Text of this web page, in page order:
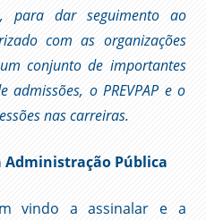
para dar seguimento ao
com as organizações
conjunto de importantes
o PREVPAP e o
nas carreiras.
Administração Pública
vindo a assinalar e a